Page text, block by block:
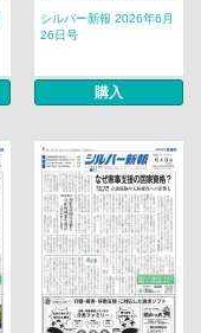
シルバー新報 2026年6月
26日号
購入